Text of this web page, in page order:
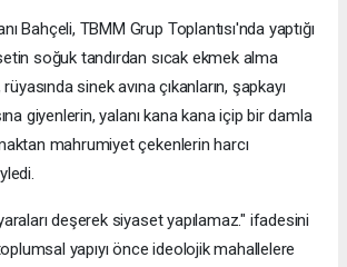
Bahçeli, TBMM Grup Toplantısı'nda yaptığı
soğuk tandırdan sıcak ekmek alma
sinek avına çıkanların, şapkayı
giyenlerin, yalanı kana kana içip bir damla
mahrumiyet çekenlerin harcı
deşerek siyaset yapılamaz." ifadesini
yapıyı önce ideolojik mahallelere